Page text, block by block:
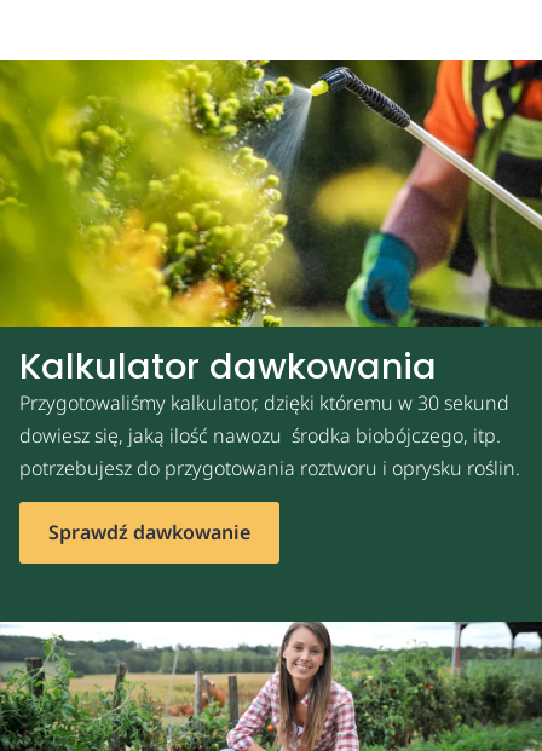
Kalkulator dawkowania
Przygotowaliśmy kalkulator, dzięki któremu w 30 sekund
dowiesz się, jaką ilość nawozu środka biobójczego, itp.
potrzebujesz do przygotowania roztworu i oprysku roślin.
Sprawdź dawkowanie